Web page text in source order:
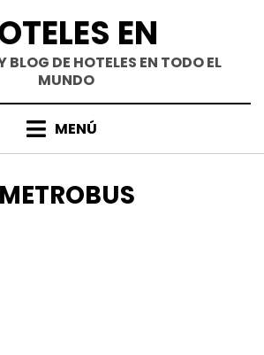
EN
BLOG DE HOTELES EN TODO EL
MUNDO
MENÚ
ETIQUETA
:
METROBUS